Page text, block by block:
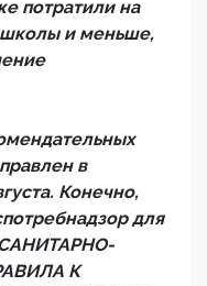
потратили на
и меньше,
в
Конечно,
для
К